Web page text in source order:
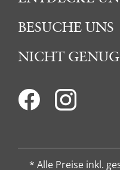
BESUCHE UNS
NICHT
* Alle Preise inkl.